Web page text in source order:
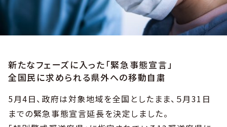
新たなフェーズに入った「緊急事態宣言」
全国民に求められる県外への移動自粛
5月4日、政府は対象地域を全国としたまま、５月31日
までの緊急事態宣言延長を決定しました。